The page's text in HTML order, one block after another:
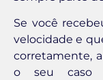
Se você
velocidade e
corretamente,
o seu caso